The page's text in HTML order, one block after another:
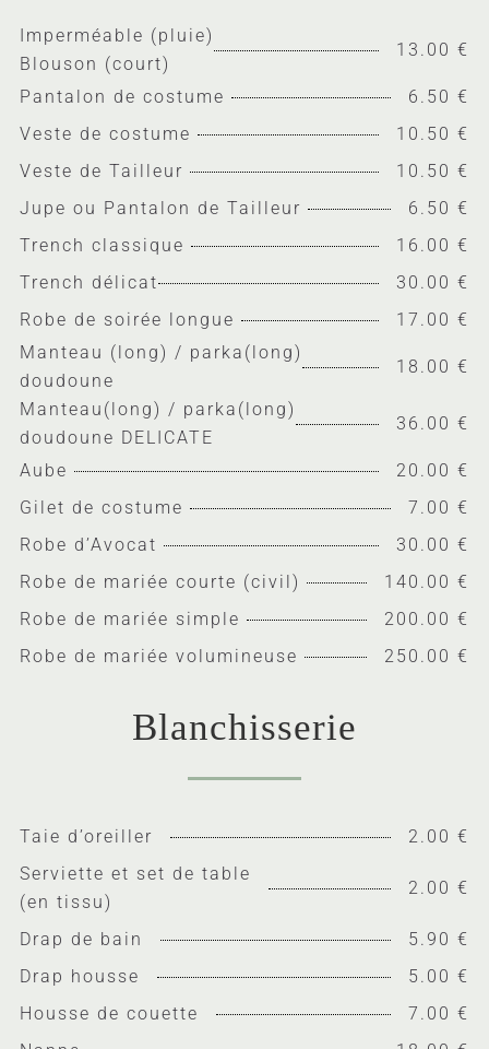
Imperméable (pluie)
Blouson (court)
13.00 €
Pantalon de costume
6.50 €
Veste de costume
10.50 €
Veste de Tailleur
10.50 €
Jupe ou Pantalon de Tailleur
6.50 €
Trench classique
16.00 €
Trench délicat
30.00 €
Robe de soirée longue
17.00 €
Manteau (long) / parka(long)
doudoune
18.00 €
Manteau(long) / parka(long)
doudoune DELICATE
36.00 €
Aube
20.00 €
Gilet de costume
7.00 €
Robe d’Avocat
30.00 €
Robe de mariée courte (civil)
140.00 €
Robe de mariée simple
200.00 €
Robe de mariée volumineuse
250.00 €
Blanchisserie
Taie d’oreiller
2.00 €
Serviette et set de table
(en tissu)
2.00 €
Drap de bain
5.90 €
Drap housse
5.00 €
Housse de couette
7.00 €